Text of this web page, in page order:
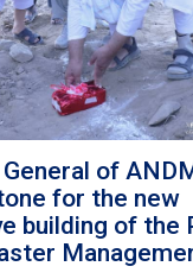
of
for the new
building of the